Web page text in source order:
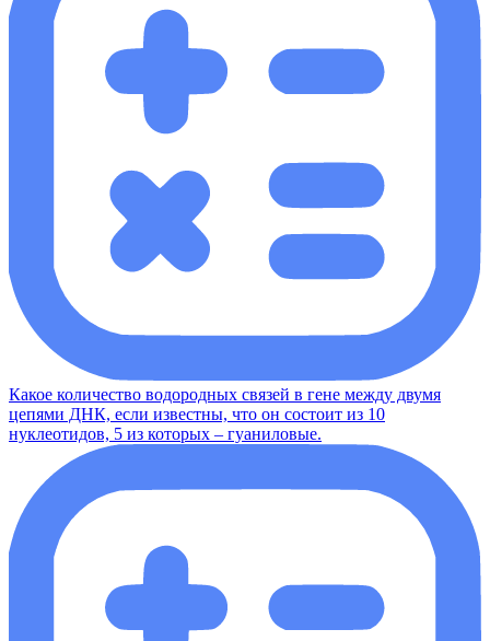
Какое количество водородных связей в гене между двумя
цепями ДНК, если известны, что он состоит из 10
нуклеотидов, 5 из которых – гуаниловые.